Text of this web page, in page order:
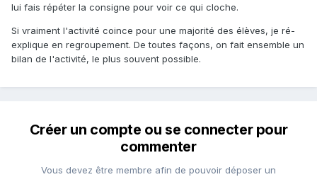
lui fais répéter la consigne pour voir ce qui cloche.
Si vraiment l'activité coince pour une majorité des élèves, je ré-
explique en regroupement. De toutes façons, on fait ensemble un
bilan de l'activité, le plus souvent possible.
Créer un compte ou se connecter pour
commenter
Vous devez être membre afin de pouvoir déposer un